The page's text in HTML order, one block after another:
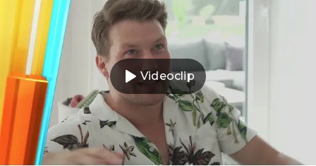
Videoclip